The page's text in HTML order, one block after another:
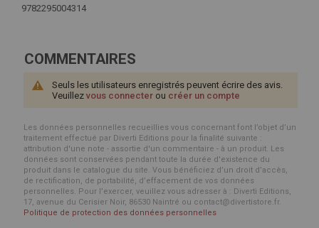
9782295004314
COMMENTAIRES
Seuls les utilisateurs enregistrés peuvent écrire des avis.
Veuillez vous connecter ou créer un compte
Les données personnelles recueillies vous concernant font l’objet d’un
traitement effectué par Diverti Editions pour la finalité suivante :
attribution d'une note - assortie d'un commentaire - à un produit. Les
données sont conservées pendant toute la durée d'existence du
produit dans le catalogue du site. Vous bénéficiez d’un droit d’accès,
de rectification, de portabilité, d’effacement de vos données
personnelles. Pour l’exercer, veuillez vous adresser à : Diverti Editions,
17, avenue du Cerisier Noir, 86530 Naintré ou contact@divertistore.fr.
Politique de protection des données personnelles